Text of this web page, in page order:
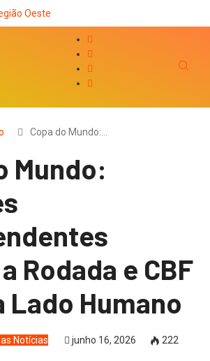
Copa do Mundo:…
Mundo:
Rodada e CBF
Lado Humano
Notícias junho 16, 2026 222